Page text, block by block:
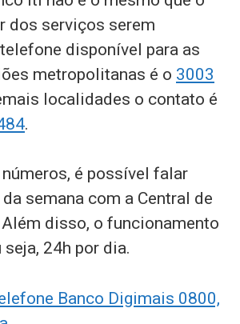
dos serviços serem
disponível para as
metropolitanas é o 3003
localidades o contato é
.
é possível falar
semana com a Central de
disso, o funcionamento
24h por dia.
Banco Digimais 0800,